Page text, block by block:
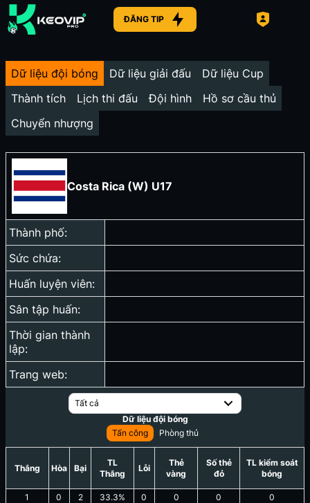
ĐĂNG TIP
Dữ liệu đội bóng Dữ liệu giải đấu
Dữ liệu Cup
Thành tích
Lịch thi đấu Đội hình
Hồ sơ cầu thủ
Chuyển nhượng
Costa Rica (W) U17
Thành phố:
Sức chứa:
Huấn luyện viên:
Sân tập huấn:
Thời gian thành
lập:
Trang web:
Tất cả
Dữ liệu đội bóng
Tấn công
Phòng thủ
Thắng
1
Hòa
0
Bại
2
TL
Thắng
33.3%
Lỗi
0
Thẻ
vàng
0
Số thẻ
đỏ
0
TL kiểm soát
bóng
0